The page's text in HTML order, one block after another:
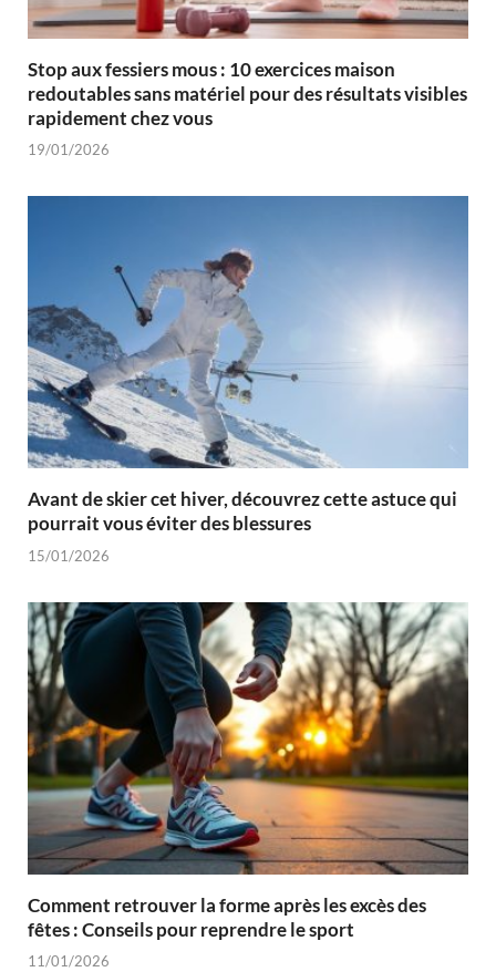
Stop aux fessiers mous : 10 exercices maison
redoutables sans matériel pour des résultats visibles
rapidement chez vous
19/01/2026
Avant de skier cet hiver, découvrez cette astuce qui
pourrait vous éviter des blessures
15/01/2026
Comment retrouver la forme après les excès des
fêtes : Conseils pour reprendre le sport
11/01/2026